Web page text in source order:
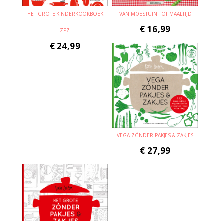
HET GROTE KINDERKOOKBOEK
ZPZ
€ 24,99
VAN MOESTUIN TOT MAALTIJD
€ 16,99
VEGA ZÓNDER PAKJES & ZAKJES
€ 27,99